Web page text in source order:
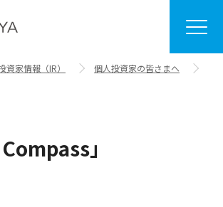
資家情報（IR）
個人投資家の皆さまへ
」